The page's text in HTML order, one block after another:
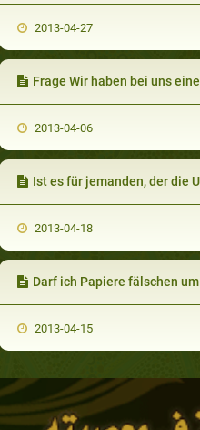
2013-04-27
Frage Wir haben bei uns einen Gebetsrufer, auf den sich die Menschen beim Gebetsruf zum Abendgebet zu Beginn des Sonnenuntergangs
2013-04-06
Ist es für jemanden, der die Umra in einem Jahr vollzog,
2013-04-18
Darf ich Papiere fälschen um
2013-04-15